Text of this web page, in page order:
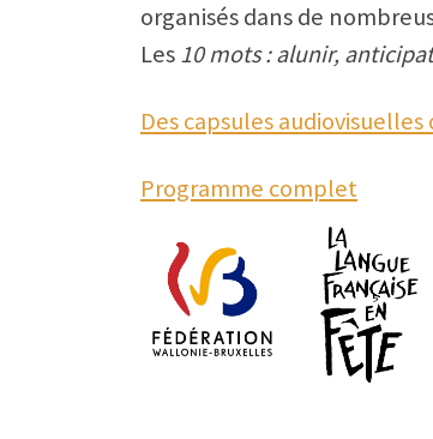
organisés dans de
Les10 mots : alunir,
Des capsules
Programme complet